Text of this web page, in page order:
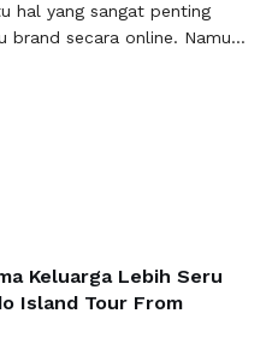
hal yang sangat penting
brand secara online. Namun,
Oleh karena itu,
Keluarga Lebih Seru
Island Tour From